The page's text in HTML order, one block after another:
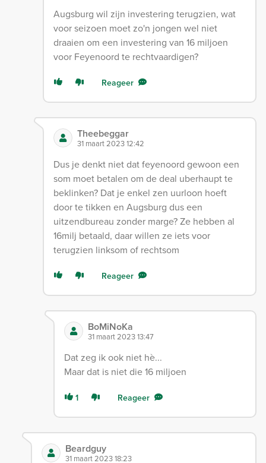
Augsburg wil zijn investering terugzien, wat
voor seizoen moet zo'n jongen wel niet
draaien om een investering van 16 miljoen
voor Feyenoord te rechtvaardigen?
Reageer
Theebeggar
31 maart 2023 12:42
Dus je denkt niet dat feyenoord gewoon een
som moet betalen om de deal uberhaupt te
beklinken? Dat je enkel zen uurloon hoeft
door te tikken en Augsburg dus een
uitzendbureau zonder marge? Ze hebben al
16milj betaald, daar willen ze iets voor
terugzien linksom of rechtsom
Reageer
BoMiNoKa
31 maart 2023 13:47
Dat zeg ik ook niet hè...
Maar dat is niet die 16 miljoen
1 Reageer
Beardguy
31 maart 2023 18:23